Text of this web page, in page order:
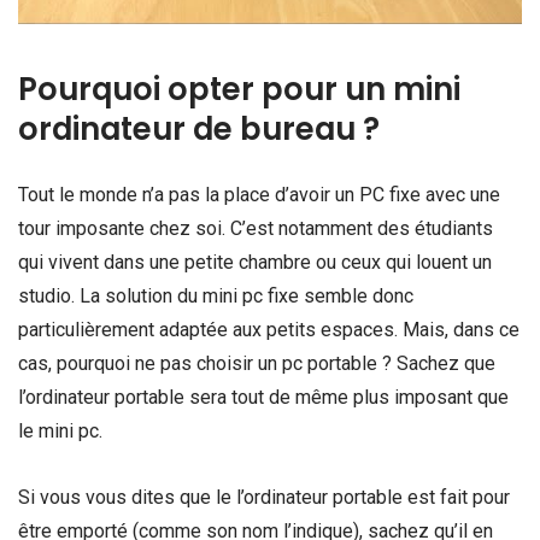
Pourquoi opter pour un mini
ordinateur de bureau ?
Tout le monde n’a pas la place d’avoir un PC fixe avec une
tour imposante chez soi. C’est notamment des étudiants
qui vivent dans une petite chambre ou ceux qui louent un
studio. La solution du mini pc fixe semble donc
particulièrement adaptée aux petits espaces. Mais, dans ce
cas, pourquoi ne pas choisir un pc portable ? Sachez que
l’ordinateur portable sera tout de même plus imposant que
le mini pc.
Si vous vous dites que le l’ordinateur portable est fait pour
être emporté (comme son nom l’indique), sachez qu’il en